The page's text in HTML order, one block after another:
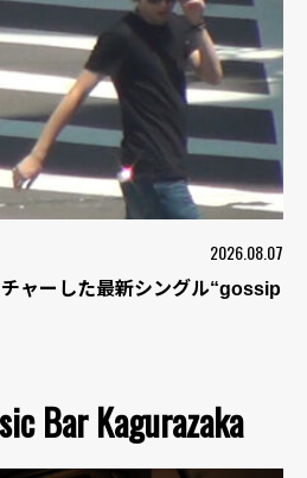
2026.08.07
ャーした最新シングル“gossip
Bar Kagurazaka